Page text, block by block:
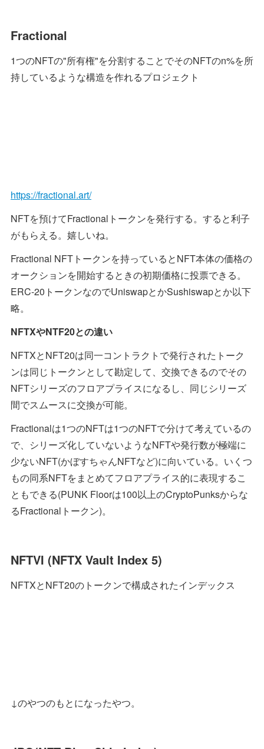
Fractional
1つのNFTの"所有権"を分割することでそのNFTのn%を所
持しているような構造を作れるプロジェクト
https://fractional.art/
NFTを預けてFractionalトークンを発行する。すると利子
がもらえる。嬉しいね。
Fractional NFTトークンを持っているとNFT本体の価格の
オークションを開始するときの初期価格に投票できる。
ERC-20トークンなのでUniswapとかSushiswapとか以下
略。
NFTXやNTF20との違い
NFTXとNFT20は同一コントラクトで発行されたトーク
ンは同じトークンとして勘定して、交換できるのでその
NFTシリーズのフロアプライスになるし、同じシリーズ
間でスムースに交換が可能。
Fractionalは1つのNFTは1つのNFTで分けて考えているの
で、シリーズ化していないようなNFTや発行数が極端に
少ないNFT(かぼすちゃんNFTなど)に向いている。いくつ
もの同系NFTをまとめてフロアプライス的に表現するこ
ともできる(PUNK Floorは100以上のCryptoPunksからな
るFractionalトークン)。
NFTVI (NFTX Vault Index 5)
NFTXとNFT20のトークンで構成されたインデックス
↓のやつのもとになったやつ。